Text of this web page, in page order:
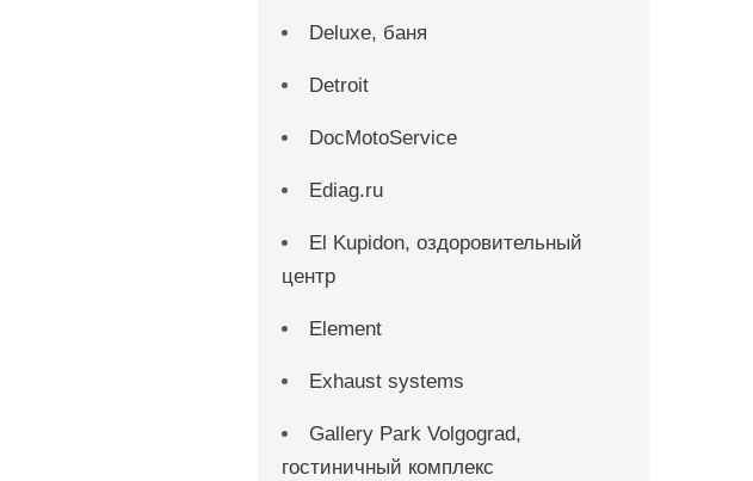
Deluxe, баня
Detroit
DocMotoService
Ediag.ru
El Kupidon, оздоровительный
центр
Element
Exhaust systems
Gallery Park Volgograd,
гостиничный комплекс